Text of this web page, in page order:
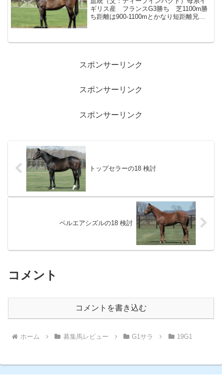
ギリス産 フランスG3勝ち 芝1100m勝
ち距離は900-1100mとかなり短距離兄弟2
ービー2着サトノクロニクル（父ハーツク
スポンサーリンク
スポンサーリンク
スポンサーリンク
トップセラーの18 検討
ベルエアシズルの18 検討
コメント
コメントを書き込む
ホーム 募集馬レビュー G1サラ 19G1